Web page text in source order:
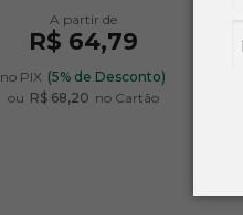
R$ 64,79
no PIX (5% de Desconto)
ou R$ 68,20 no Cartão